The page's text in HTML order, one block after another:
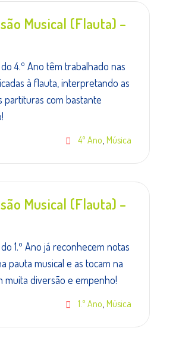
Musical (Flauta) –
4.º Ano têm trabalhado nas
à flauta, interpretando as
partituras com bastante
4º Ano Música
Musical (Flauta) –
1.º Ano já reconhecem notas
pauta musical e as tocam na
muita diversão e empenho!
1.º Ano Música